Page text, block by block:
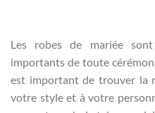
Les robes de mariée
importants de toute
est important de trouver la
votre style et à votre